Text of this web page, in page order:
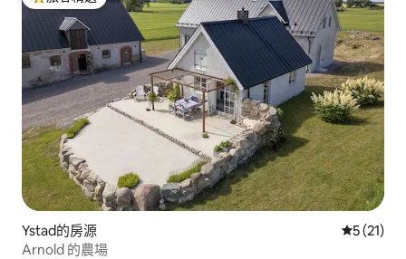
旅客精選榜首
Ystad的房源 從 21 則
5 (21)
Arnold 的農場